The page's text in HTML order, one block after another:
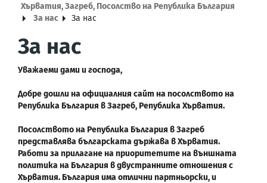
Хърватия, Загреб, Посолство на Република България
За нас
За нас
За нас
Уважаеми дами и господа,
Добре дошли на официалния сайт на посолството на
Република България в Загреб, Република Хърватия.
Посолството на Република България в Загреб
представлява българската държава в Хърватия.
Работи за прилагане на приоритетите на външната
политика на България в двустранните отношения с
Хърватия. България има отлични партньорски, и